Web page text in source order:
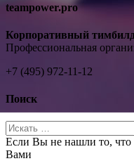
teampower.pro
Корпоративный
Профессиональная
+7 (495) 972-11-12
Поиск
Если Вы не нашли то,
Вами